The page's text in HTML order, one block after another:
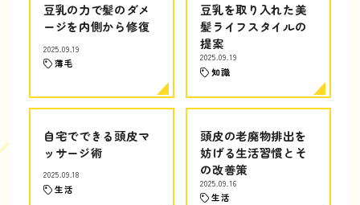
豆乳の力で髪のダメ
ージを内側から修復
2025.09.19
薄毛
豆乳を取り入れた美
髪ライフスタイルの
提案
2025.09.19
知識
自宅でできる頭皮マ
ッサージ術
2025.09.18
生活
頭皮の老廃物排出を
妨げる生活習慣とそ
の改善策
2025.09.16
生活